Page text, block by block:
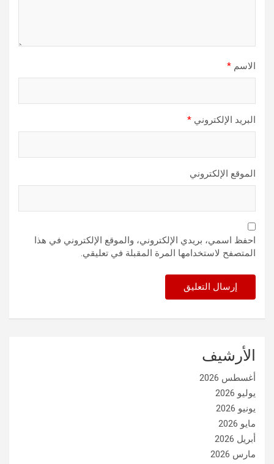
الاسم *
البريد الإلكتروني *
الموقع الإلكتروني
احفظ اسمي، بريدي الإلكتروني، والموقع الإلكتروني في هذا
المتصفح لاستخدامها المرة المقبلة في تعليقي.
الأرشيف
أغسطس 2026
يوليو 2026
يونيو 2026
مايو 2026
أبريل 2026
مارس 2026